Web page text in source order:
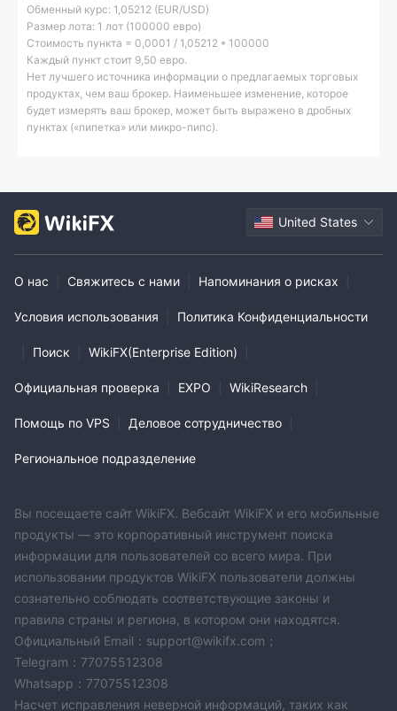
Обменный курс: 1,05212 (EUR/USD)
Размер лота: 1 лот (100000 евро)
Стоимость пункта = 0,0001 / 1,05212 * 100000
Каждый пункт стоит 9,50 евро.
Нет лучшего источника информации о предлагаемых торговых
продуктах, чем ваш брокер. Наименьшее изменение, которое
будет измерять ваш брокер, может быть выражено в дробных
пунктах («пипетка» или микро-пипс).
United States
О нас Свяжитесь с нами Напоминания о рисках
Условия использования Политика Конфиденциальности
Поиск WikiFX(Enterprise Edition)
Официальная проверка EXPO WikiResearch
Помощь по VPS Деловое сотрудничество
Региональное подразделение
Вы посещаете сайт WikiFX. Вебсайт WikiFX и его мобильные
продукты — это корпоративный инструмент поиска
информации для пользователей со всего мира. При
использовании продуктов WikiFX пользователи должны
сознательно соблюдать соответствующие законы и
правила страны и региона, в котором они находятся.
Официальный Email：support@wikifx.com；
Telegram：77075512308
Whatsapp：77075512308
Насчет исправления неверной информаций, таких как